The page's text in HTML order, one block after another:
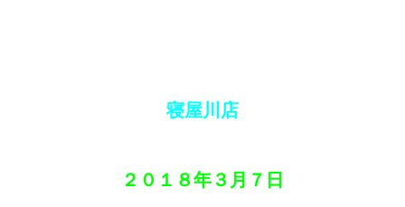
寝屋川店
２０１８年３月７日